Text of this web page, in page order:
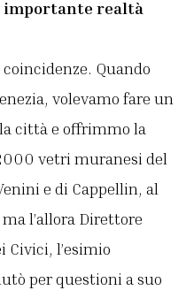
importante realtà
Quando
volevamo fare un
città e offrimmo la
vetri muranesi del
e di Cappellin, al
l’allora Direttore
Civici, l’esimio
per questioni a suo